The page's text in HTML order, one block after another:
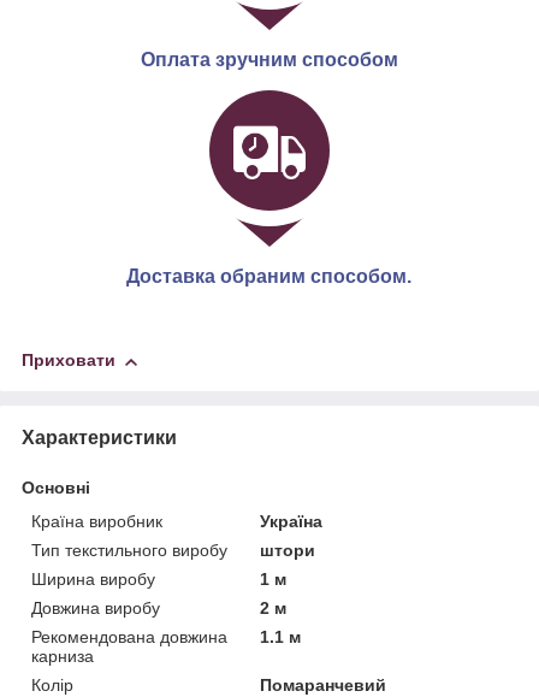
Оплата зручним способом
Доставка обраним способом.
Приховати
Характеристики
Основні
Країна виробник
Україна
Тип текстильного виробу
штори
Ширина виробу
1 м
Довжина виробу
2 м
Рекомендована довжина
карниза
1.1 м
Колір
Помаранчевий